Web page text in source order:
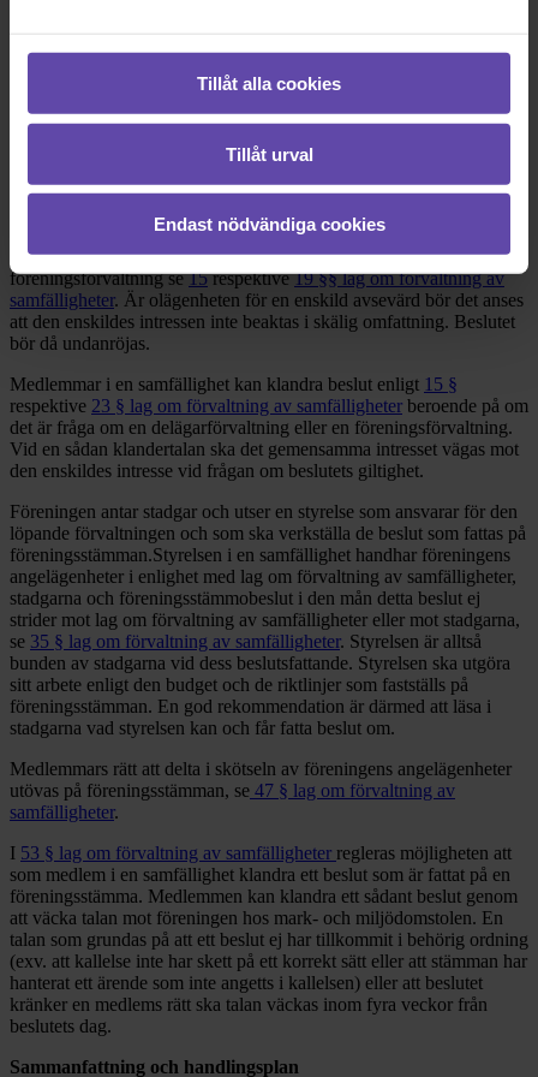
Tillåt alla cookies
Tillåt urval
Endast nödvändiga cookies
gemensamhetsanläggning måste förr eller senare förnyas. Om en
anläggning förvaltas av en samfällighetsförening är det föreningens
detta bör ske. Utanför kompetensen faller åtgärder som medför att
det blir fråga om en anläggning av annan art. Enligt
tillgodose medlemmarnas gemensamma bästa. Varje medlems
särskilda intressen ska även beaktas i skälig omfattning. När ett
beslut fattas får en avvägning göras mellan gemensamma och
enskilda intressen, detta gäller både för delägarförvaltning och
föreningsförvaltning se15respektive19 §§ lag om förvaltning av
samfälligheter. Är olägenheten för en enskild avsevärd bör det anses
att den enskildes intressen inte beaktas i skälig omfattning. Beslutet
bör då undanröjas.
Medlemmar i en samfällighet kan klandra beslut enligt 15 §
respektive 23 § lag om förvaltning av samfälligheter beroende på om
det är fråga om en delägarförvaltning eller en föreningsförvaltning.
Vid en sådan klandertalan ska det gemensamma intresset vägas mot
den enskildes intresse vid frågan om beslutets giltighet.
Föreningen antar stadgar och utser en styrelse som ansvarar för den
löpande förvaltningen och som ska verkställa de beslut som fattas på
föreningsstämman.Styrelsen i en samfällighet handhar föreningens
angelägenheter i enlighet med lag om förvaltning av samfälligheter,
stadgarna och föreningsstämmobeslut i den mån detta beslut ej
strider mot lag om förvaltning av samfälligheter eller mot stadgarna,
se 35 § lag om förvaltning av samfälligheter. Styrelsen är alltså
bunden av stadgarna vid dess beslutsfattande. Styrelsen ska utgöra
sitt arbete enligt den budget och de riktlinjer som fastställs på
föreningsstämman. En god rekommendation är därmed att läsa i
stadgarna vad styrelsen kan och får fatta beslut om.
Medlemmars rätt att delta i skötseln av föreningens angelägenheter
utövas på föreningsstämman, se 47 § lag om förvaltning av
samfälligheter.
I 53 § lag om förvaltning av samfälligheter regleras möjligheten att
som medlem i en samfällighet klandra ett beslut som är fattat på en
föreningsstämma. Medlemmen kan klandra ett sådant beslut genom
att väcka talan mot föreningen hos mark- och miljödomstolen. En
talan som grundas på att ett beslut ej har tillkommit i behörig ordning
(exv. att kallelse inte har skett på ett korrekt sätt eller att stämman har
hanterat ett ärende som inte angetts i kallelsen) eller att beslutet
kränker en medlems rätt ska talan väckas inom fyra veckor från
beslutets dag.
Sammanfattning och handlingsplan